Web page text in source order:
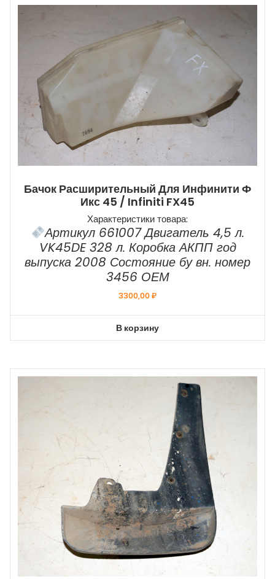
Бачок Расширительный Для Инфинити Ф
Икс 45 / Infiniti FX45
Характеристики товара:
Артикул 661007 Двигатель 4,5 л.
VK45DE 328 л. Коробка АКПП год
выпуска 2008 Состояние бу вн. номер
3456 ОЕМ
3300,00₽
В корзину